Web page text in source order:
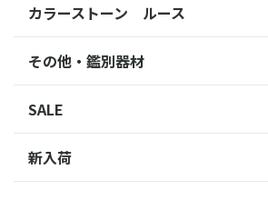
カラーストーン ルース
その他・鑑別器材
SALE
新入荷